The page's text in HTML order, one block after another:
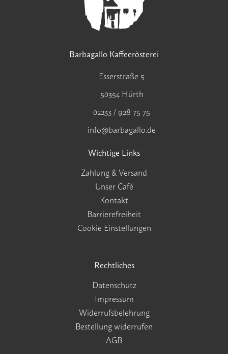
Barbagallo Kaffeerösterei
Esserstraße 5
50354 Hürth
02233 / 928 75 75
info@barbagallo.de
Wichtige Links
Zahlung & Versand
Unser Café
Kontakt
Barrierefreiheit
Cookie Einstellungen
Rechtliches
Datenschutz
Impressum
Widerrufsbelehrung
Bestellung widerrufen
AGB